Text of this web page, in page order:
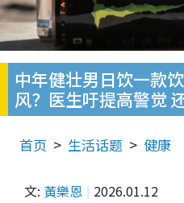
中年健壮男日饮一款
风？医生吁提高警觉
首页 生活话题 健康
文: 黃樂恩 2026.01.12